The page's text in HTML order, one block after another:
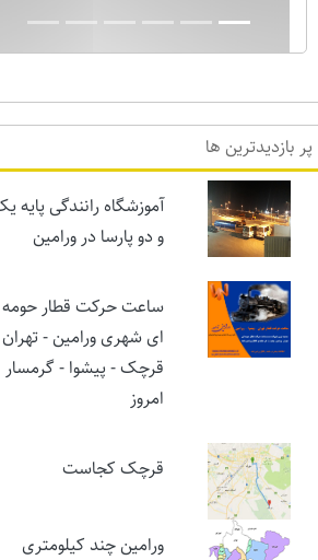
بارش برف نیم متری در ورامین! خدایا دیگر
پر بازدیدترین ها
و دو پارسا در ورامین
ساعت حرکت قطار حومه
ای شهری ورامین - تهران -
امروز
قرچک کجاست